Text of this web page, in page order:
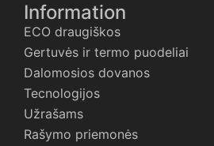
Information
ECO draugiškos
Gertuvės ir termo puodeliai
Dalomosios dovanos
Tecnologijos
Užrašams
Rašymo priemonės